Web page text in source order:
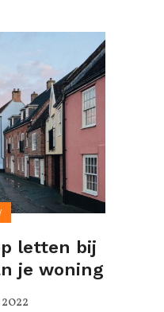
letten bij
je woning